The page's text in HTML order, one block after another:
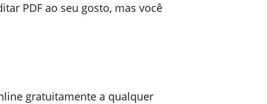
PDF ao seu gosto, mas você
gratuitamente a qualquer